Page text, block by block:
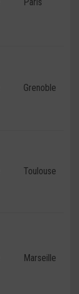
Grenoble
Toulouse
Marseille